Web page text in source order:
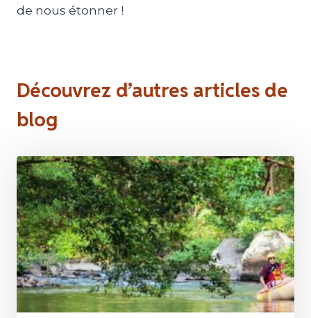
de nous étonner !
Découvrez d’autres articles de
blog